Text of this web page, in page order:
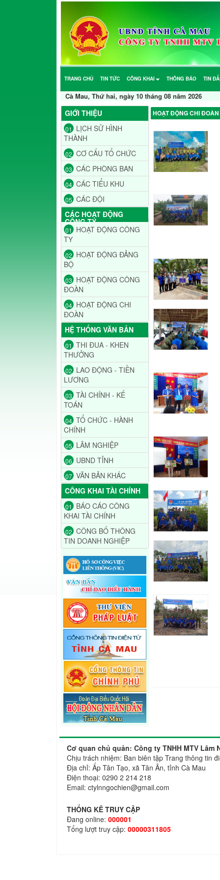
TRANG CHỦ TIN TỨC CÔNG KHAI THÔNG BÁO TIN
Cà Mau, Thứ hai, ngày 10 tháng 08 năm 2026
GIỚI THIỆU
01
LỊCH SỬ HÌNH
THÀNH
02 CƠ CẤU TỔ CHỨC
03 CÁC PHÒNG BAN
04 CÁC TIỂU KHU
05 CÁC ĐỘI
CÁC HOẠT ĐỘNG
CÔNG TY
01
HOẠT ĐỘNG CÔNG
TY
02 HOẠT ĐỘNG ĐẢNG
BỘ
03 HOẠT ĐỘNG CÔNG
ĐOÀN
04 HOẠT ĐỘNG CHI
ĐOÀN
HỆ THỐNG VĂN BẢN
01 THI ĐUA - KHEN
THƯỞNG
02 LAO ĐỘNG - TIỀN
LƯƠNG
03 TÀI CHÍNH - KẾ
TOÁN
04 TỔ CHỨC - HÀNH
CHÍNH
05 LÂM NGHIỆP
06 UBND TỈNH
07 VĂN BẢN KHÁC
CÔNG KHAI TÀI CHÍNH
01
BÁO CÁO CÔNG
KHAI TÀI CHÍNH
02 CÔNG BỐ THÔNG
TIN DOANH NGHIỆP
HOẠT ĐỘNG CHI ĐOÀN
Cơ quan chủ quản: Công ty TNHH MTV Lâm
Chịu trách nhiệm: Ban biên tập Trang thông tin
Địa chỉ: Ấp Tân Tạo, xã Tân Ân, tỉnh Cà Mau
Điện thoại: 0290 2 214 218
Email: ctylnngochien@gmail.com
THỐNG KÊ TRUY CẬP
Đang online: 000001
Tổng lượt truy cập: 00000311805